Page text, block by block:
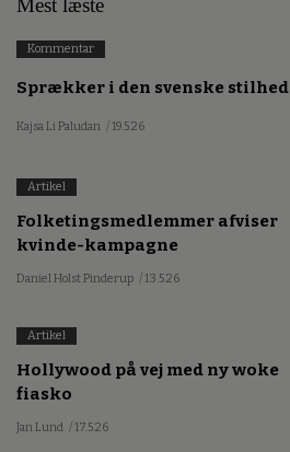
Kommentar
Sprækker i den svenske stilhed
Kajsa Li Paludan / 19.5.26
Artikel
Folketingsmedlemmer afviser
kvinde-kampagne
Daniel Holst Pinderup / 13.5.26
Artikel
Hollywood på vej med ny woke
fiasko
Jan Lund / 17.5.26